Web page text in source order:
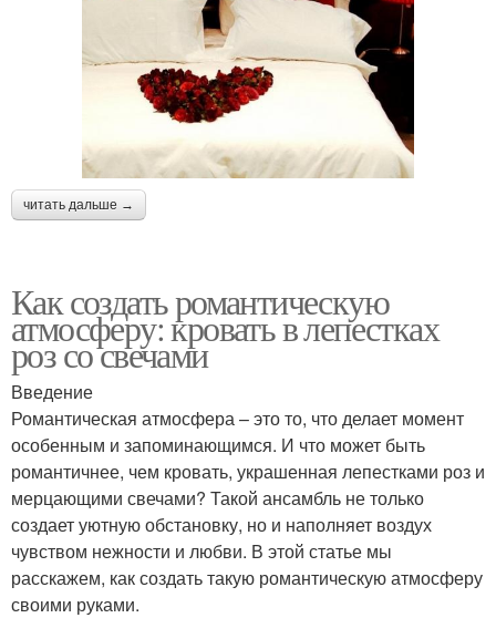
читать дальше →
Как создать романтическую
атмосферу: кровать в лепестках
роз со свечами
Введение
Романтическая атмосфера – это то, что делает момент
особенным и запоминающимся. И что может быть
романтичнее, чем кровать, украшенная лепестками роз и
мерцающими свечами? Такой ансамбль не только
создает уютную обстановку, но и наполняет воздух
чувством нежности и любви. В этой статье мы
расскажем, как создать такую романтическую атмосферу
своими руками.